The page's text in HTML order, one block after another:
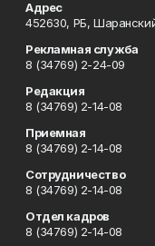
Адрес
452630, РБ,
Рекламная служба
8 (34769) 2-24-09
Редакция
8 (34769) 2-14-08
Приемная
8 (34769) 2-14-08
Сотрудничество
8 (34769) 2-14-08
Отдел кадров
8 (34769) 2-14-08